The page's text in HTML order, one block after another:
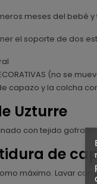
meses del bebé
el soporte de dos
(no se
capazo y la colcha
Uzturre
con tejido
de
máximo. Lavar con